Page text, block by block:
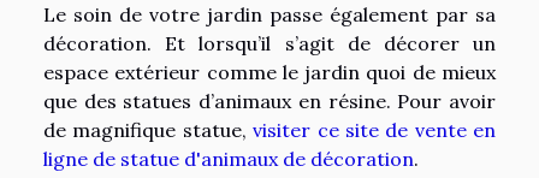
Le soin de votre jardin passe également par sa
décoration. Et lorsqu’il s’agit de décorer un
espace extérieur comme le jardin quoi de mieux
que des statues d’animaux en résine. Pour avoir
de magnifique statue,visiter ce site de vente en
ligne de statue d'animaux de décoration.